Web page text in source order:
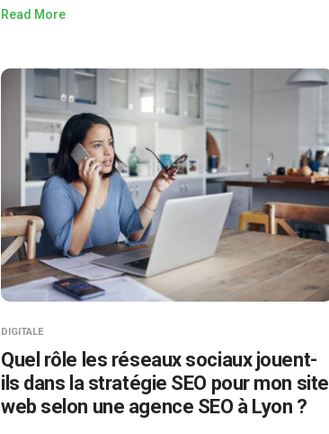
Read More
DIGITALE
Quel rôle les réseaux sociaux jouent-
ils dans la stratégie SEO pour mon site
web selon une agence SEO à Lyon ?